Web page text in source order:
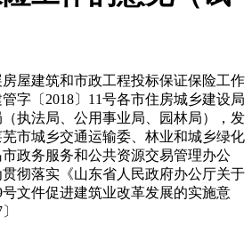
屋建筑和市政工程投标保证保险工作
字〔2018〕11号各市住房城乡建设局
（执法局、公用事业局、园林局），发
市城乡交通运输委、林业和城乡绿化
政务服务和公共资源交易管理办公
彻落实《山东省人民政府办公厅关于
文件促进建筑业改革发展的实施意